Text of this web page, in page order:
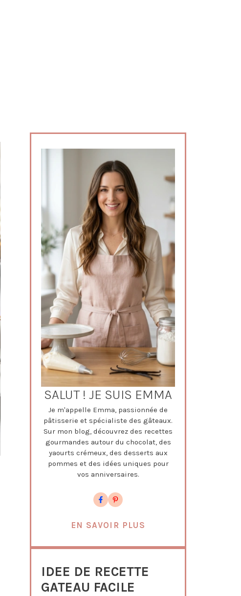
SALUT ! JE SUIS EMMA
Je m'appelle Emma, passionnée de
pâtisserie et spécialiste des gâteaux.
Sur mon blog, découvrez des recettes
gourmandes autour du chocolat, des
yaourts crémeux, des desserts aux
pommes et des idées uniques pour
vos anniversaires.
EN SAVOIR PLUS
IDEE DE RECETTE
GATEAU FACILE